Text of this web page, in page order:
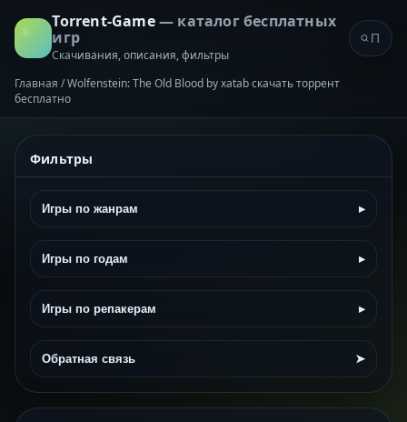
Torrent-Game— каталог бесплатных
игр
Скачивания, описания, фильтры
Главная /Wolfenstein: The Old Blood by xatab скачать торрент
бесплатно
Фильтры
Игры по жанрам ▸
Игры по годам ▸
Игры по репакерам ▸
Обратная связь ➤